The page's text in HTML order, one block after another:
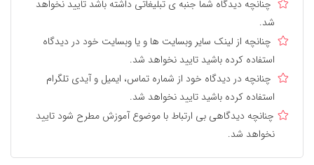
چنانچه دیدگاه شما جنبه ی تبلیغاتی داشته باشد تایید نخواهد
شد.
چنانچه از لینک سایر وبسایت ها و یا وبسایت خود در دیدگاه
استفاده کرده باشید تایید نخواهد شد.
چنانچه در دیدگاه خود از شماره تماس، ایمیل و آیدی تلگرام
استفاده کرده باشید تایید نخواهد شد.
چنانچه دیدگاهی بی ارتباط با موضوع آموزش مطرح شود تایید
نخواهد شد.